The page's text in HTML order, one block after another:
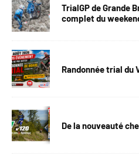
TrialGP de Grande
complet du
Randonnée trial du
De la nouveauté